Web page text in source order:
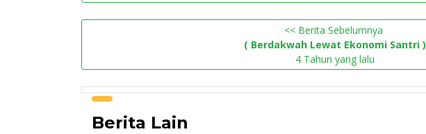
<< Berita Sebelumnya
( Berdakwah Lewat Ekonomi Santri )
4 Tahun yang lalu
Berita Lain